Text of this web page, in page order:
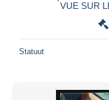
VUE SUR
Statuut